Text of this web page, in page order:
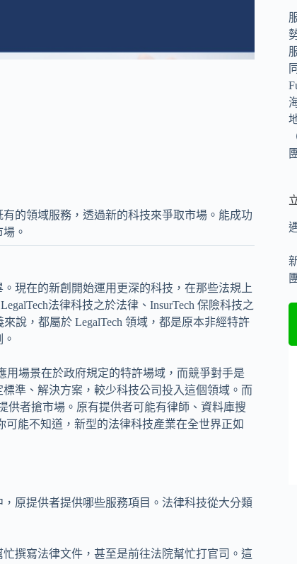
的領域服務，透過新的科技來爭取市場。能成功
。
現在的新創開始運用更深的科技，在那些法規上
法律科技之於法律、InsurTech 保險科技之
說，都屬於 LegalTech 領域，都是原本非經特許
用場景在於政府規定的特許場域，而競爭對手是
準、解決方案，較少科技公司投入這個領域。而
供者搶市場。原有提供者可能有律師、資料庫搜
能不知道，新型的法律科技產業在全世界正如
原提供者提供哪些服務項目。法律科技從大分類
撰寫法律文件，甚至是前往法院幫忙打官司。這